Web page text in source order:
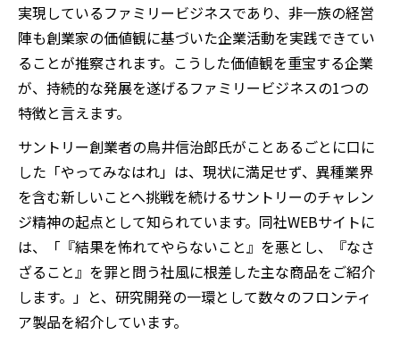
実現しているファミリービジネスであり、非一族の経営
陣も創業家の価値観に基づいた企業活動を実践できてい
ることが推察されます。こうした価値観を重宝する企業
が、持続的な発展を遂げるファミリービジネスの1つの
特徴と言えます。
サントリー創業者の鳥井信治郎氏がことあるごとに口に
した「やってみなはれ」は、現状に満足せず、異種業界
を含む新しいことへ挑戦を続けるサントリーのチャレン
ジ精神の起点として知られています。同社WEBサイトに
は、「『結果を怖れてやらないこと』を悪とし、『なさ
ざること』を罪と問う社風に根差した主な商品をご紹介
します。」と、研究開発の一環として数々のフロンティ
ア製品を紹介しています。